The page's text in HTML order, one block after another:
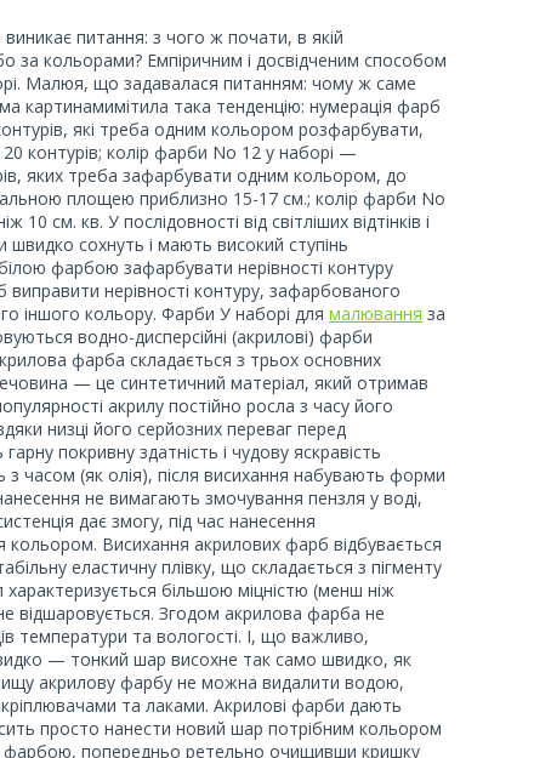
питання: з чого ж почати, в якій
за кольорами? Емпіричним і досвідченим способом
Малюя, що задавалася питанням: чому ж саме
картинамимітила така тенденцію: нумерація фарб
які треба одним кольором розфарбувати,
контурів; колір фарби No 12 у наборі —
яких треба зафарбувати одним кольором, до
площею приблизно 15-17 см.; колір фарби No
см. кв. У послідовності від світліших відтінків і
сохнуть і мають високий ступінь
фарбою зафарбувати нерівності контуру
нерівності контуру, зафарбованого
іншого кольору. Фарби У наборі для малювання за
водно-дисперсійні (акрилові) фарби
фарба складається з трьох основних
— це синтетичний матеріал, який отримав
акрилу постійно росла з часу його
низці його серйозних переваг перед
покривну здатність і чудову яскравість
часом (як олія), після висихання набувають форми
не вимагають змочування пензля у воді,
дає змогу, під час нанесення
кольором. Висихання акрилових фарб відбувається
еластичну плівку, що складається з пігменту
більшою міцністю (менш ніж
відшаровується. Згодом акрилова фарба не
температури та вологості. І, що важливо,
— тонкий шар висохне так само швидко, як
акрилову фарбу не можна видалити водою,
та лаками. Акрилові фарби дають
просто нанести новий шар потрібним кольором
фарбою, попередньо ретельно очищивши кришку